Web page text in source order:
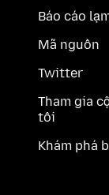
Báo cáo
Mã nguồn
Twitter
Tham gia
tôi
Khám phá